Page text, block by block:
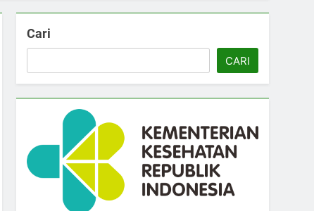
Cari
CARI